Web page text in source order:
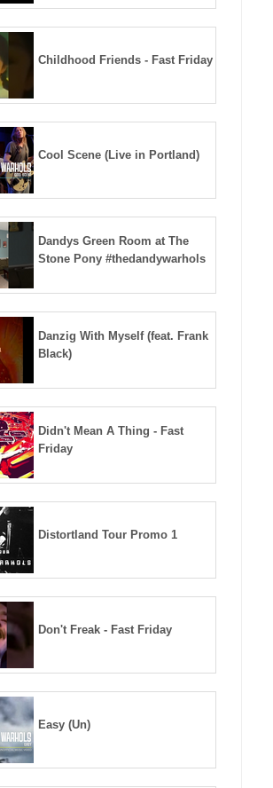
Childhood Friends - Fast Friday
Cool Scene (Live in Portland)
Dandys Green Room at The
Stone Pony #thedandywarhols
Danzig With Myself (feat. Frank
Black)
Didn't Mean A Thing - Fast
Friday
Distortland Tour Promo 1
Don't Freak - Fast Friday
Easy (Un)